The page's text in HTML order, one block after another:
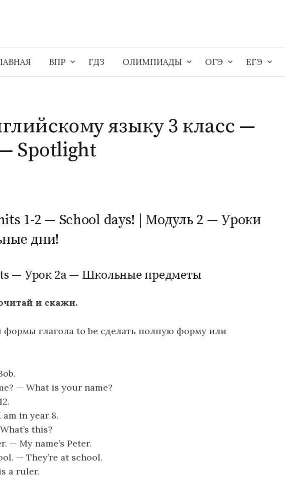
ВПР ГДЗ ОЛИМПИАДЫ ОГЭ ЕГЭ
языку 3 класс —
Spotlight
1-2 — School days! | Модуль 2 — Уроки
дни!
— Урок 2а — Школьные предметы
и скажи.
формы глагола to be сделать полную форму или
— What is your name?
am in year 8.
this?
— My name’s Peter.
— They’re at school.
a ruler.